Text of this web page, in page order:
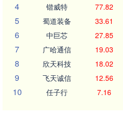
4 锴威特 77.82
5 蜀道装备 33.61
6 中巨芯 27.85
7 广哈通信 19.03
8 欣天科技 18.02
9 飞天诚信 12.56
10 任子行 7.16